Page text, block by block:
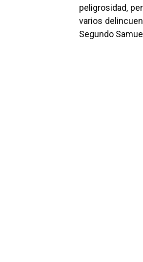
peligrosidad,
varios
Segundo